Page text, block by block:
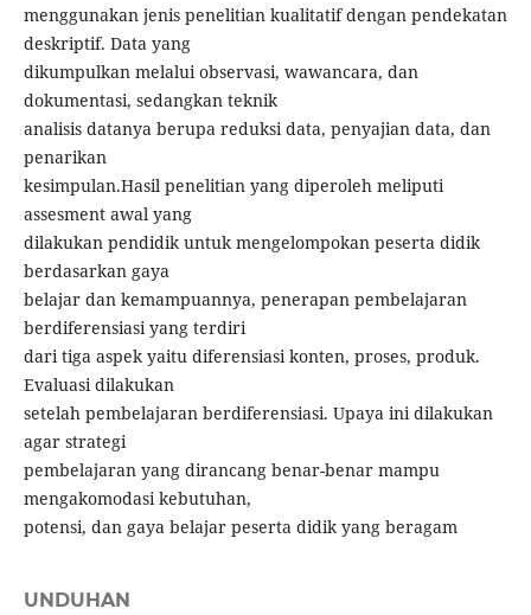
menggunakan jenis penelitian kualitatif dengan pendekatan
deskriptif. Data yang
dikumpulkan melalui observasi, wawancara, dan
dokumentasi, sedangkan teknik
analisis datanya berupa reduksi data, penyajian data, dan
penarikan
kesimpulan.Hasil penelitian yang diperoleh meliputi
assesment awal yang
dilakukan pendidik untuk mengelompokan peserta didik
berdasarkan gaya
belajar dan kemampuannya, penerapan pembelajaran
berdiferensiasi yang terdiri
dari tiga aspek yaitu diferensiasi konten, proses, produk.
Evaluasi dilakukan
setelah pembelajaran berdiferensiasi. Upaya ini dilakukan
agar strategi
pembelajaran yang dirancang benar-benar mampu
mengakomodasi kebutuhan,
potensi, dan gaya belajar peserta didik yang beragam
UNDUHAN